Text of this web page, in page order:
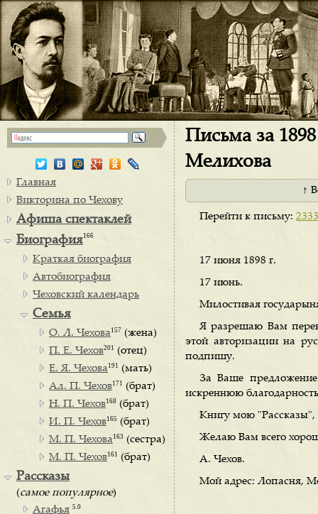
Письма за
Мелихова
↑
Перейти к письму: 2333
17 июня 1898 г.
17 июнь.
Милостивая
Я разрешаю Вам
этой авторизации на
подпишу.
За Ваше
искреннюю
Книгу мою
Желаю Вам всего
А. Чехов.
Мой адрес: Лопасня,
Главная
Викторина по Чехову
Афиша спектаклей
Биография166
Краткая биография
Автобиография
Чеховский календарь
Семья
О. Л. Чехова 157 (жена)
П. Е. Чехов201 (отец)
Е. Я. Чехова 191 (мать)
Ал. П. Чехов171 (брат)
Н. П. Чехов168 (брат)
И. П. Чехов165 (брат)
М. П. Чехова 163 (сестра)
М. П. Чехов161 (брат)
Рассказы
(самое популярное)
Агафья 5.0